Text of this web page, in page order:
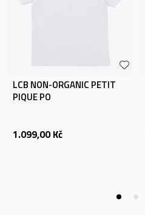
LCB NON-ORGANIC PETIT
PIQUE PO
1.099,00 Kč